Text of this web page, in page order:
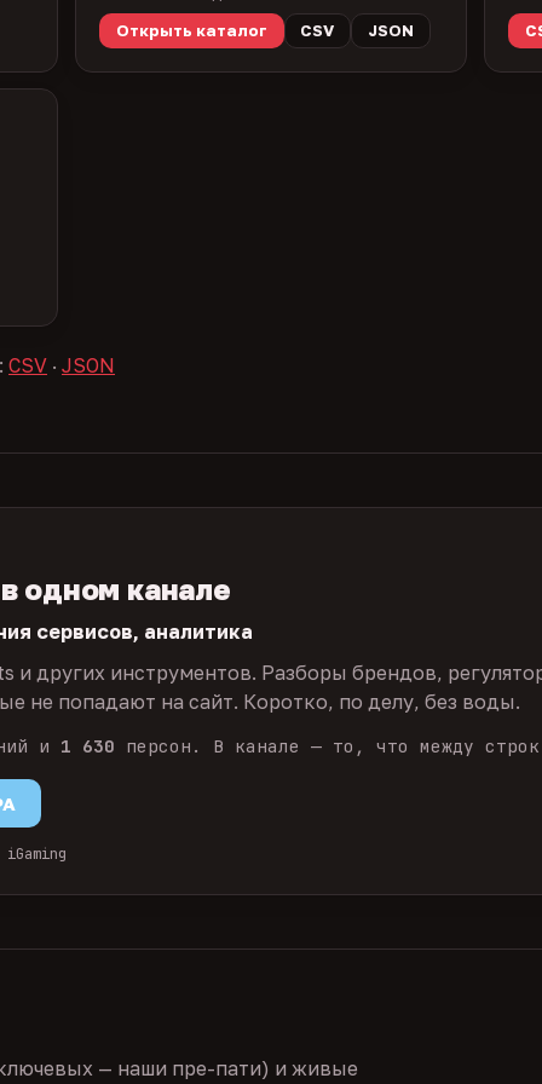
Открыть каталог
CSV JSON
CSV · JSON
одном канале
сервисов, аналитика
и других инструментов. Разборы брендов,
не попадают на сайт. Коротко, по делу, без воды.
и 1 630 персон. В канале — то, что между
— наши пре-пати) и живые